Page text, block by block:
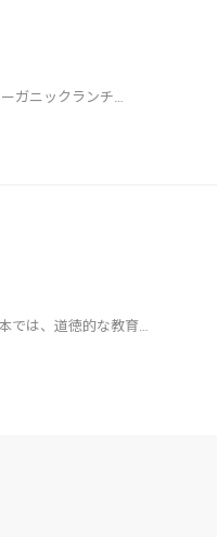
ガニックランチ…
では、道徳的な教育…